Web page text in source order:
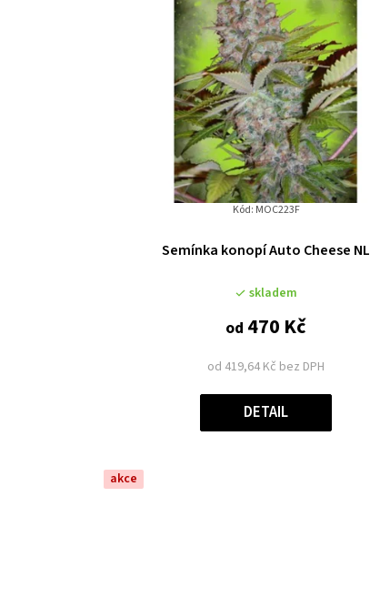
Semínka konopí Auto Cheese NL
skladem
od 419,64 Kč bez DPH
od 470 Kč
DETAIL
Kód: MOC223F
akce